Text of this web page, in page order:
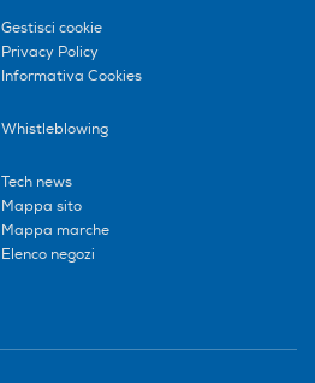
Gestisci cookie
Privacy Policy
Informativa Cookies
Whistleblowing
Tech news
Mappa sito
Mappa marche
Elenco negozi